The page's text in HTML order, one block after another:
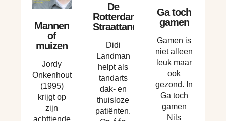
Mannen
of
muizen
Jordy
Onkenhout
(1995)
krijgt op
zijn
achttiende
De
Rotterdamse
Straattandarts
Didi
Landman
helpt als
tandarts
dak- en
thuisloze
patiënten.
Ga toch
gamen
Gamen is
niet alleen
leuk maar
ook
gezond. In
Ga toch
gamen
Nils